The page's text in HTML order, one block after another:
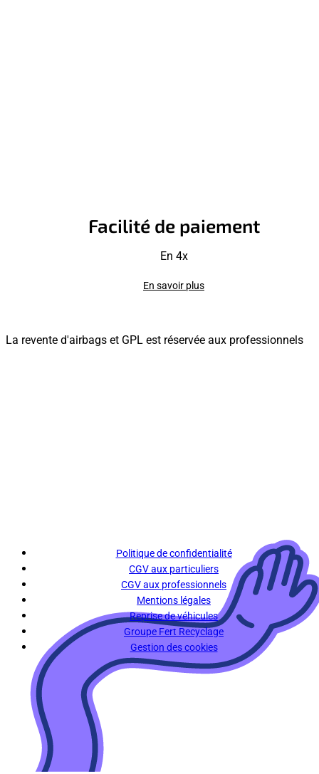
Facilité de paiement
En 4x
En savoir plus
La revente d'airbags et GPL est réservée aux professionnels
Politique de confidentialité
CGV aux particuliers
CGV aux professionnels
Mentions légales
Reprise de véhicules
Groupe Fert Recyclage
Gestion des cookies